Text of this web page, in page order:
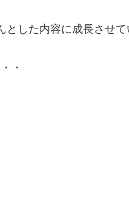
した内容に成長させて
・